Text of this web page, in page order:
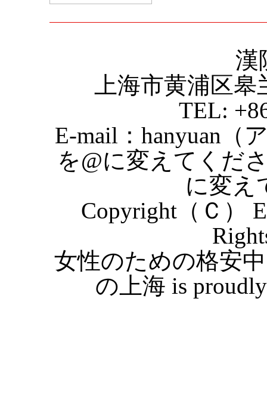
漢
上海市黄浦区
TEL:
E-mail：hanyuan（
を@に変えてく
に変え
Copyright（Ｃ）
女性のための格安
の上海 is